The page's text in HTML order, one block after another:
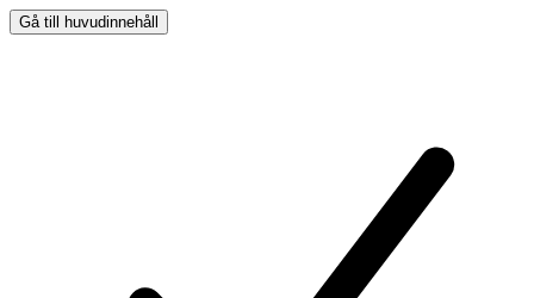
Gå till huvudinnehåll